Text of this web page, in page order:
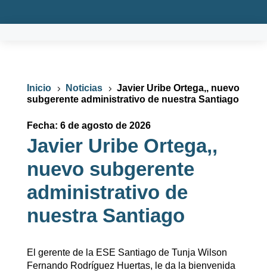
Inicio 5 Noticias 5 Javier Uribe Ortega,, nuevo
subgerente administrativo de nuestra Santiago
Fecha: 6 de agosto de 2026
Javier Uribe Ortega,,
nuevo subgerente
administrativo de
nuestra Santiago
El gerente de la ESE Santiago de Tunja Wilson
Fernando Rodríguez Huertas, le da la bienvenida